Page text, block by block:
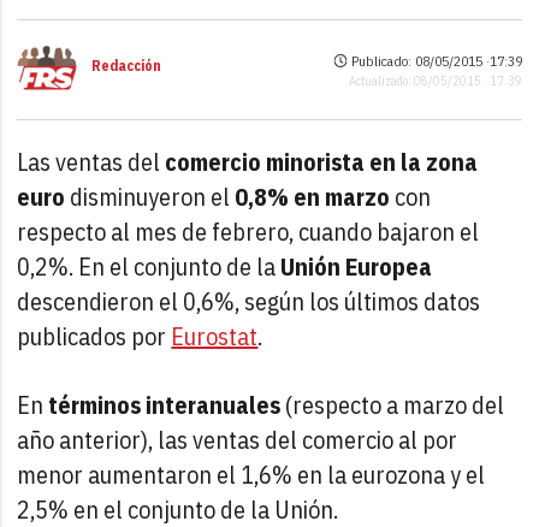
Redacción Publicado: 08/05/2015 ·17:39
Actualizado: 08/05/2015 · 17:39
Las ventas del comercio minorista en la zona
euro disminuyeron el 0,8% en marzo con
respecto al mes de febrero, cuando bajaron el
0,2%. En el conjunto de laUnión Europea
descendieron el 0,6%, según los últimos datos
publicados por Eurostat.
En términos interanuales(respecto a marzo del
año anterior), las ventas del comercio al por
menor aumentaron el 1,6% en la eurozona y el
2,5% en el conjunto de la Unión.